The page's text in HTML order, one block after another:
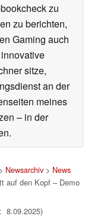
zu
zu berichten,
Gaming auch
sitze,
an der
meines
– in der
Newsarchiv> News
auf den Kopf – Demo
8.09.2025)